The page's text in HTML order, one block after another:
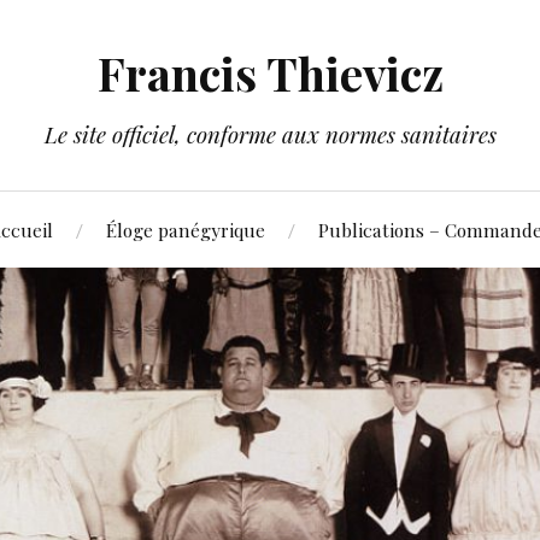
Francis Thievicz
Le site officiel, conforme aux normes sanitaires
Éloge panégyrique Publications –